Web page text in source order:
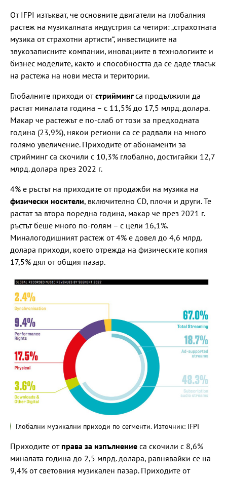
От IFPI изтъкват, че основните двигатели на глобалния
растеж на музикалната индустрия са четири: „страхотната
музика от страхотни артисти“, инвестициите на
звукозаписните компании, иновациите в технологиите и
бизнес моделите, както и способността да се даде тласък
на растежа на нови места и територии.
Глобалните приходи отстриймингса продължили да
растат миналата година – с 11,5% до 17,5 млрд. долара.
Макар че растежът е по-слаб от този за предходната
година (23,9%), някои региони са се радвали на много
голямо увеличение. Приходите от абонаменти за
стрийминг са скочили с 10,3% глобално, достигайки 12,7
млрд. долара през 2022 г.
4% е ръстът на приходите от продажби на музика на
физически носители, включително CD, плочи и други. Те
растат за втора поредна година, макар че през 2021 г.
ръстът беше много по-голям – с цели 16,1%.
Миналогодишният растеж от 4% е довел до 4,6 млрд.
долара приходи, което отрежда на физическите копия
17,5% дял от общия пазар.
Глобални музикални приходи по сегменти. Източник: IFPI
Приходите отправа за изпълнение са скочили с 8,6%
миналата година до 2,5 млрд. долара, равнявайки се на
9,4% от световния музикален пазар. Приходите от